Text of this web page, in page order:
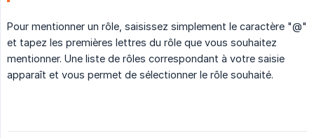
Pour mentionner un rôle, saisissez simplement le caractère "@"
et tapez les premières lettres du rôle que vous souhaitez
mentionner. Une liste de rôles correspondant à votre saisie
apparaît et vous permet de sélectionner le rôle souhaité.